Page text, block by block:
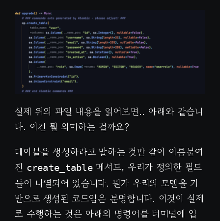
실제 위의 파일 내용을 읽어보면.. 아래와 같습니
다. 이건 뭘 의미하는 걸까요?
테이블을 생성하라고 말하는 것만 같이 이름붙여
진 create_table메서드, 우리가 정의한 필드
들이 나열되어 있습니다. 뭔가 우리의 모델을 기
반으로 생성된 코드임은 분명합니다. 이것이 실제
로 수행하는 것은 아래의 명령어를 터미널에 입